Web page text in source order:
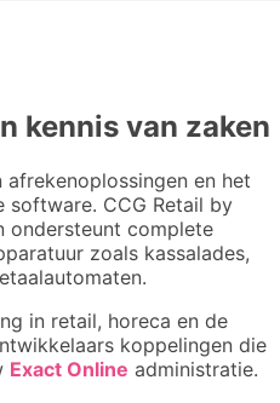
kennis van zaken
en het
software. CCG Retail by
ondersteunt complete
zoals kassalades,
in retail, horeca en de
koppelingen die
Exact Online administratie.